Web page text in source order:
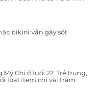
bikini vẫn gây sốt
Chi ở tuổi 22: Trẻ trung,
loạt item chỉ vài trăm